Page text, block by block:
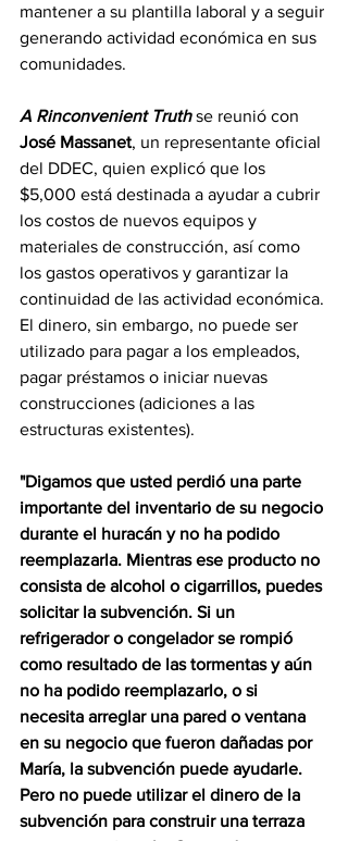
mantener a su plantilla laboral y a seguir
generando actividad económica en sus
comunidades.
A Rinconvenient Truth se reunió con
José Massanet, un representante oficial
del DDEC, quien explicó que los
$5,000 está destinada a ayudar a cubrir
los costos de nuevos equipos y
materiales de construcción, así como
los gastos operativos y garantizar la
continuidad de las actividad económica.
El dinero, sin embargo, no puede ser
utilizado para pagar a los empleados,
pagar préstamos o iniciar nuevas
construcciones (adiciones a las
estructuras existentes).
"Digamos que usted perdió una parte
importante del inventario de su negocio
durante el huracán y no ha podido
reemplazarla. Mientras ese producto no
consista de alcohol o cigarrillos, puedes
solicitar la subvención. Si un
refrigerador o congelador se rompió
como resultado de las tormentas y aún
no ha podido reemplazarlo, o si
necesita arreglar una pared o ventana
en su negocio que fueron dañadas por
María, la subvención puede ayudarle.
Pero no puede utilizar el dinero de la
subvención para construir una terraza